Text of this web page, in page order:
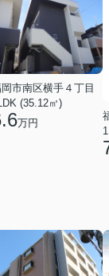
市南区横手４丁目
(35.12㎡)
万円